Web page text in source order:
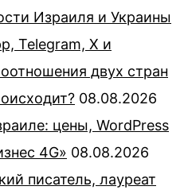
Израиля и Украины
Telegram, X и
двух стран
08.08.2026
цены, WordPress
4G» 08.08.2026
писатель, лауреат